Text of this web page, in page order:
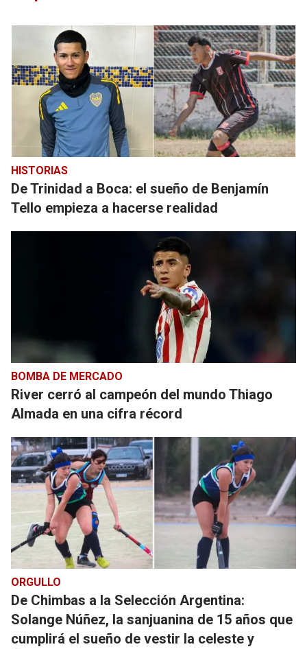
HISTORIAS
De Trinidad a Boca: el sueño de Benjamín
Tello empieza a hacerse realidad
BOMBA DE MERCADO
River cerró al campeón del mundo Thiago
Almada en una cifra récord
ORGULLO
De Chimbas a la Selección Argentina:
Solange Núñez, la sanjuanina de 15 años que
cumplirá el sueño de vestir la celeste y